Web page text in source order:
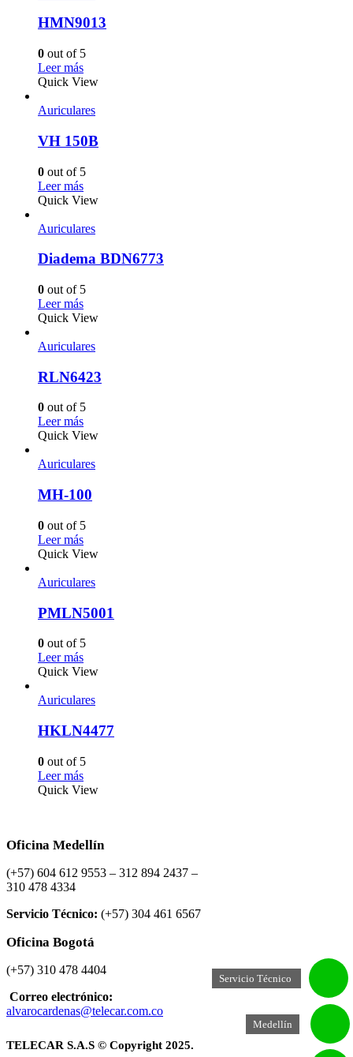
Servicio Técnico
Medellín
HMN9013
0 out of 5
Leer más
Quick View
Auriculares
VH 150B
0 out of 5
Leer más
Quick View
Auriculares
Diadema BDN6773
0 out of 5
Leer más
Quick View
Auriculares
RLN6423
0 out of 5
Leer más
Quick View
Auriculares
MH-100
0 out of 5
Leer más
Quick View
Auriculares
PMLN5001
0 out of 5
Leer más
Quick View
Auriculares
HKLN4477
0 out of 5
Leer más
Quick View
Oficina Medellín
(+57) 604 612 9553 – 312 894 2437 –
310 478 4334
Servicio Técnico: (+57) 304 461 6567
Oficina Bogotá
(+57) 310 478 4404
Correo electrónico:
alvarocardenas@telecar.com.co
TELECAR S.A.S © Copyright 2025.